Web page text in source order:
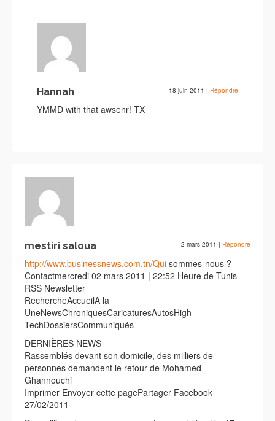
Hannah 18 juin 2011 | Répondre
YMMD with that awsenr! TX
mestiri saloua 2 mars 2011 | Répondre
http://www.businessnews.com.tn/Qui sommes-nous ?
Contactmercredi 02 mars 2011 | 22:52 Heure de Tunis
RSS Newsletter
RechercheAccueilA la
UneNewsChroniquesCaricaturesAutosHigh
TechDossiersCommuniqués
DERNIÈRES NEWS
Rassemblés devant son domicile, des milliers de
personnes demandent le retour de Mohamed
Ghannouchi
Imprimer Envoyer cette pagePartager Facebook
27/02/2011